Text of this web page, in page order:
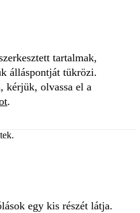
tartalmak,
álláspontját tükrözi.
kérjük, olvassa el a
.
egy kis részét látja.